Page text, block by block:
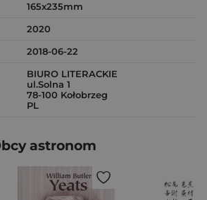
165x235mm
2020
2018-06-22
BIURO LITERACKIE
ul.Solna 1
78-100 Kołobrzeg
PL
astronom